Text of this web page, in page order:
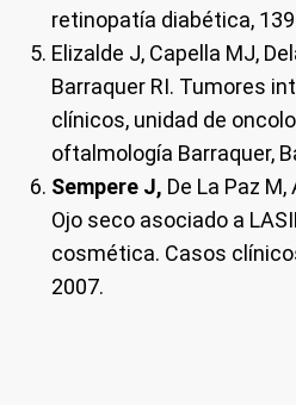
retinopatía diabética,
Elizalde J, Capella MJ,
Barraquer RI. Tumores
clínicos, unidad de
oftalmología Barraquer,
Sempere J, De La Paz
Ojo seco asociado a
cosmética. Casos
2007.